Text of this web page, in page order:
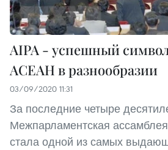
AIPA - успешный
АСЕАН в разнообразии
03/09/2020 11:31
За последние четыре
Межпарламентская
стала одной из самых